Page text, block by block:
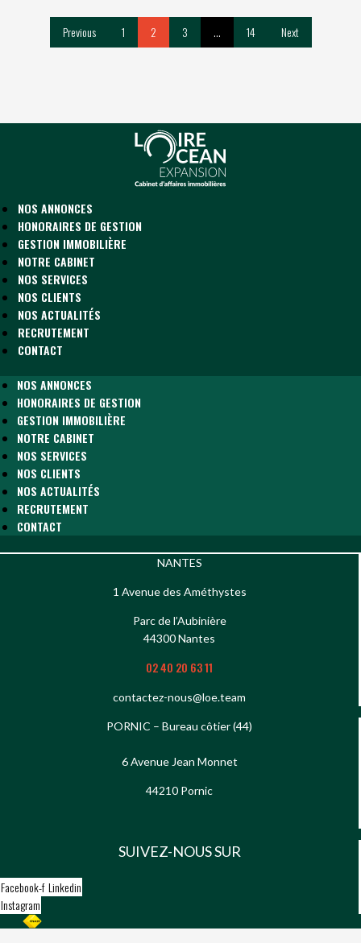
Previous 1 2 3 … 14 Next
NOS ANNONCES
HONORAIRES DE GESTION
GESTION IMMOBILIÈRE
NOTRE CABINET
NOS SERVICES
NOS CLIENTS
NOS ACTUALITÉS
RECRUTEMENT
CONTACT
NOS ANNONCES
HONORAIRES DE GESTION
GESTION IMMOBILIÈRE
NOTRE CABINET
NOS SERVICES
NOS CLIENTS
NOS ACTUALITÉS
RECRUTEMENT
CONTACT
NANTES
1 Avenue des Améthystes
Parc de l’Aubinière
44300 Nantes
02 40 20 63 11
contactez-nous@loe.team
PORNIC – Bureau côtier (44)
6 Avenue Jean Monnet
44210 Pornic
SUIVEZ-NOUS SUR
Facebook-f Linkedin
Instagram